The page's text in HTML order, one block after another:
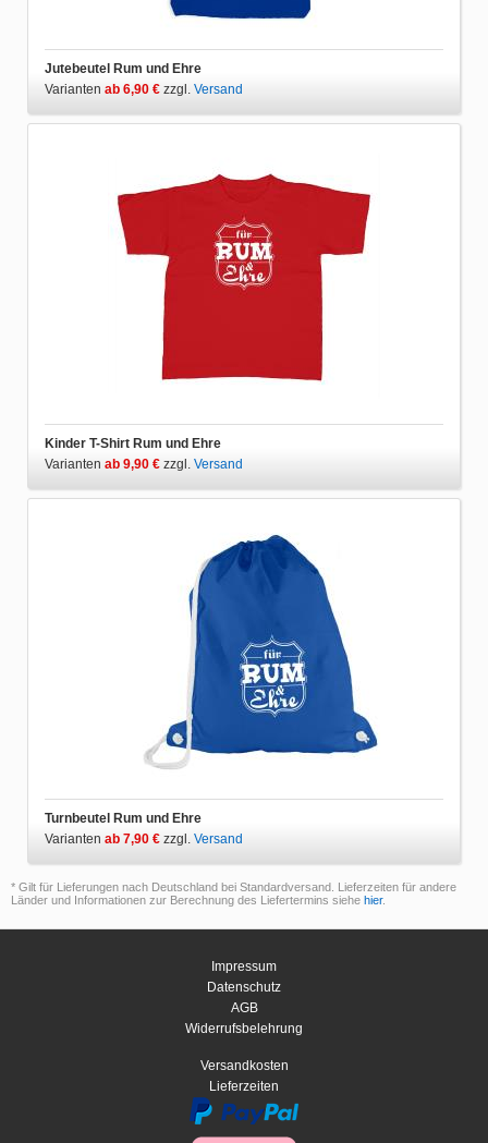
Jutebeutel Rum und Ehre
Varianten ab 6,90 € zzgl. Versand
Kinder T-Shirt Rum und Ehre
Varianten ab 9,90 € zzgl. Versand
Turnbeutel Rum und Ehre
Varianten ab 7,90 € zzgl. Versand
* Gilt für Lieferungen nach Deutschland bei Standardversand. Lieferzeiten für andere
Länder und Informationen zur Berechnung des Liefertermins siehe hier.
Impressum
Datenschutz
AGB
Widerrufsbelehrung
Versandkosten
Lieferzeiten